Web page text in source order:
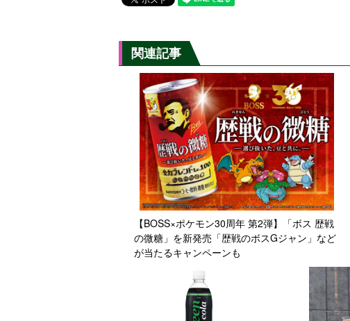
関連記事
【BOSS×ポケモン30周年 第2弾】「ボス 歴戦
の微糖」を新発売「歴戦のボスGジャン」など
が当たるキャンペーンも